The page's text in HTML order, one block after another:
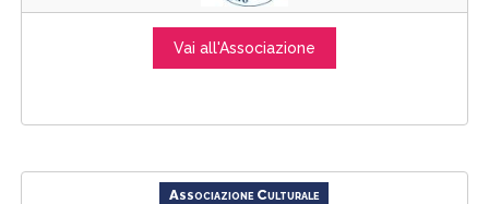
Vai all'Associazione
Associazione Culturale